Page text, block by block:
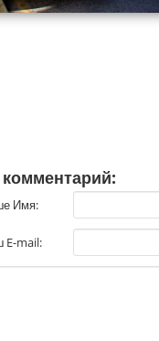
Имя:
E-mail: